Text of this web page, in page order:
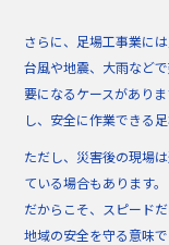
さらに、足場工事業に
台風や地震、大雨など
要になるケースがあり
し、安全に作業できる
ただし、災害後の現場
ている場合もあります。
だからこそ、スピード
地域の安全を守る意味